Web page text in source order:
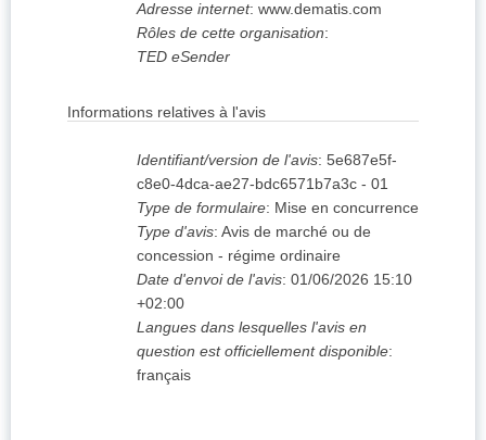
Adresse internet: www.dematis.com
Rôles de cette organisation:
TED eSender
Informations relatives à l'avis
Identifiant/version de l'avis: 5e687e5f-
c8e0-4dca-ae27-bdc6571b7a3c - 01
Type de formulaire: Mise en concurrence
Type d'avis: Avis de marché ou de
concession - régime ordinaire
Date d'envoi de l'avis: 01/06/2026 15:10
+02:00
Langues dans lesquelles l'avis en
question est officiellement disponible:
français